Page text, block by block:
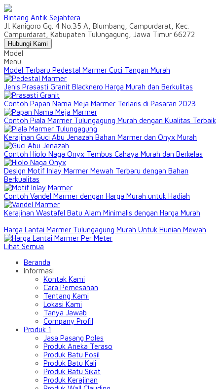
Bintang Antik Sejahtera
Jl. Kanigoro Gg. 4 No.35 A, Blumbang, Campurdarat, Kec.
Campurdarat, Kabupaten Tulungagung, Jawa Timur 66272
Hubungi Kami
Model
Menu
Model Terbaru Pedestal Marmer Cuci Tangan Murah
Jenis Prasasti Granit Blacknero Harga Murah dan Berkulitas
Contoh Papan Nama Meja Marmer Terlaris di Pasaran 2023
Contoh Piala Marmer Tulungagung Murah dengan Kualitas Terbaik
Kerajinan Guci Abu Jenazah Bahan Marmer dan Onyx Murah
Contoh Hiolo Naga Onyx Tembus Cahaya Murah dan Berkelas
Design Motif Inlay Marmer Mewah Terbaru dengan Bahan
Berkualitas
Contoh Vandel Marmer dengan Harga Murah untuk Hadiah
Kerajinan Wastafel Batu Alam Minimalis dengan Harga Murah
Harga Lantai Marmer Tulungagung Murah Untuk Hunian Mewah
Lihat Semua
Beranda
Informasi
Kontak Kami
Cara Pemesanan
Tentang Kami
Lokasi Kami
Tanya Jawab
Company Profil
Produk 1
Jasa Pasang Poles
Produk Aneka Teraso
Produk Batu Fosil
Produk Batu Kali
Produk Batu Sikat
Produk Kerajinan